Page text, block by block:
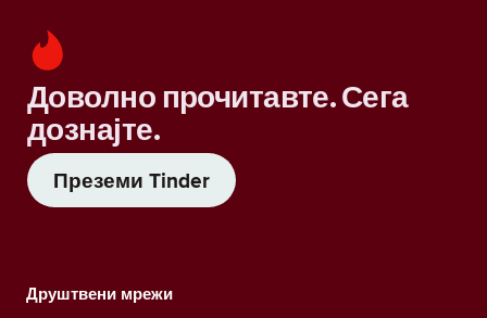
Доволно прочитавте. Сега
дознајте.
Преземи Tinder
Друштвени мрежи